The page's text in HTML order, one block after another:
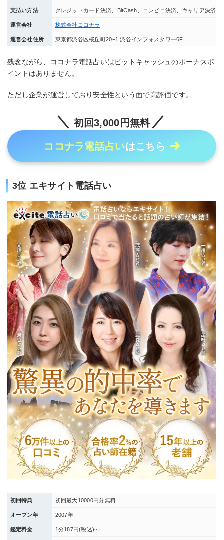
支払い方法 クレジットカード決済、BitCash、コンビニ決済、キャリア決済
運営会社 株式会社ココナラ
運営会社住所 東京都渋谷区桜丘町20−1 渋谷インフォスタワー6F
残念ながら、ココナラ電話占いはビットキャッシュのボーナスポ
イントはありません。
ただし企業が運営しており安全性という面で高評価です。
初回3,000円無料
ココナラ電話占いはこちら
3位 エキサイト電話占い
初回特典 初回最大10000円分無料
オープン年 2007年
鑑定料金 1分187円(税込)~